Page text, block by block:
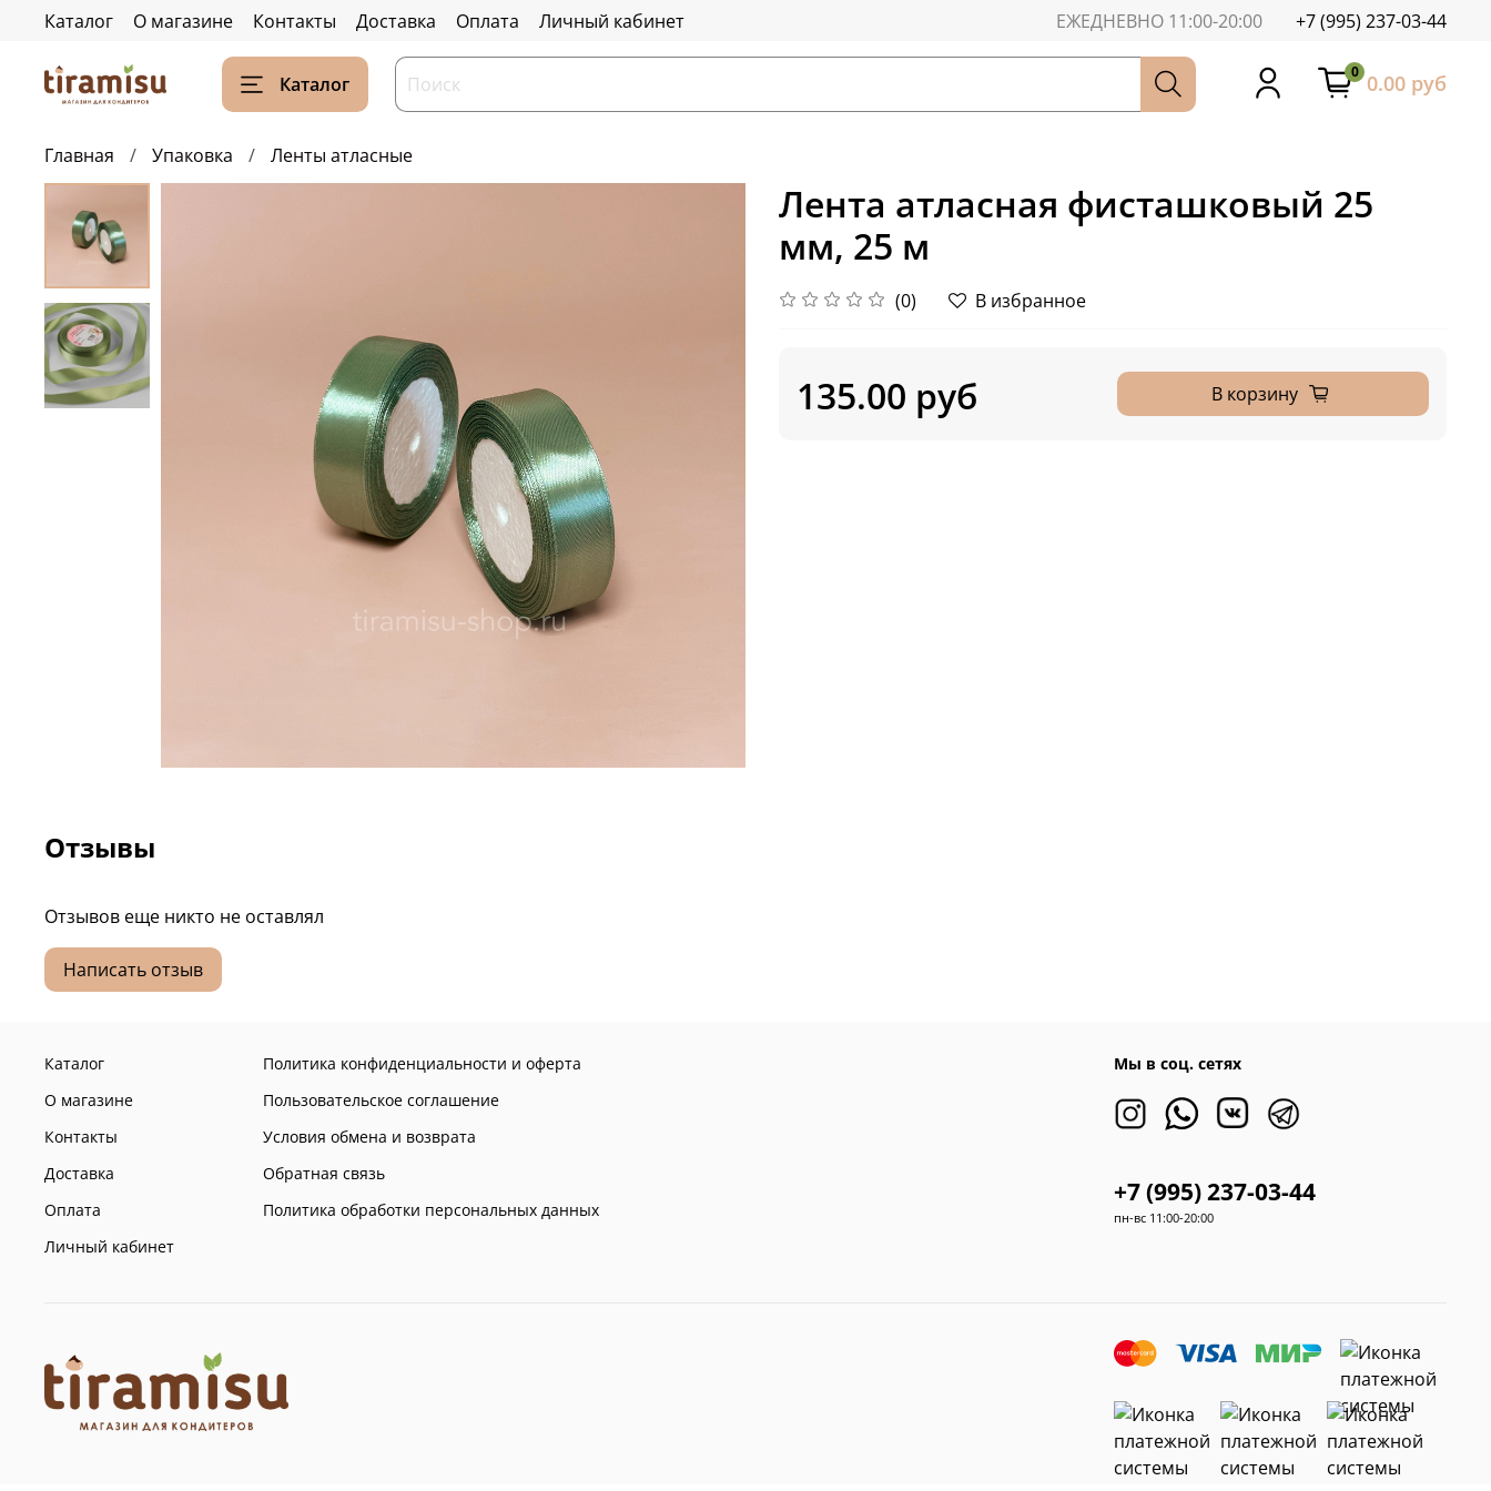
Каталог О магазине Контакты Доставка Оплата Личный кабинет ЕЖЕДНЕВНО 11:00-20:00 +7 (995) 237-03-44
Каталог
0 0.00 руб
Главная Упаковка Ленты атласные
Лента атласная фисташковый 25
мм, 25 м
(0) В избранное
135.00 руб В корзину
Отзывы
Отзывов еще никто не оставлял
Написать отзыв
Каталог
О магазине
Контакты
Доставка
Оплата
Личный кабинет
Политика конфиденциальности и оферта
Пользовательское соглашение
Условия обмена и возврата
Обратная связь
Политика обработки персональных данных
Мы в соц. сетях
+7 (995) 237-03-44
пн-вс 11:00-20:00